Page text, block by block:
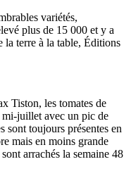
variétés,
plus de 15 000 et y a
la terre à la table, Éditions
Tiston, les tomates de
mi-juillet avec un pic de
toujours présentes en
mais en moins grande
arrachés la semaine 48